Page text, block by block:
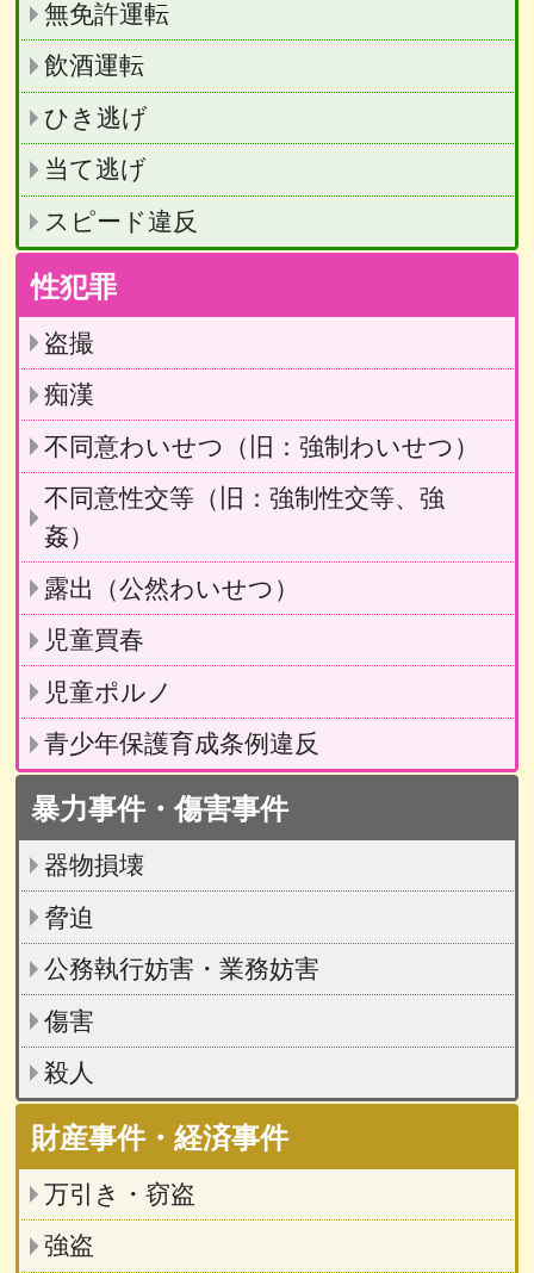
無免許運転
飲酒運転
ひき逃げ
当て逃げ
スピード違反
性犯罪
盗撮
痴漢
不同意わいせつ（旧：強制わいせつ）
不同意性交等（旧：強制性交等、強
姦）
露出（公然わいせつ）
児童買春
児童ポルノ
青少年保護育成条例違反
暴力事件・傷害事件
器物損壊
脅迫
公務執行妨害・業務妨害
傷害
殺人
財産事件・経済事件
万引き・窃盗
強盗